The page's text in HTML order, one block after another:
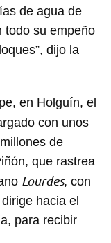
de agua de
todo su empeño
dijo la
en Holguín, el
con unos
de
que rastrea
Lourdes, con
hacia el
para recibir